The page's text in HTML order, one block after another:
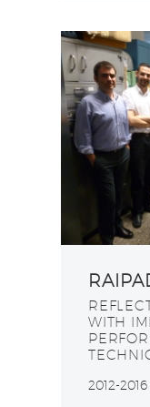
WITH
2012-2016